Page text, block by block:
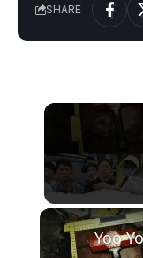
SHARE